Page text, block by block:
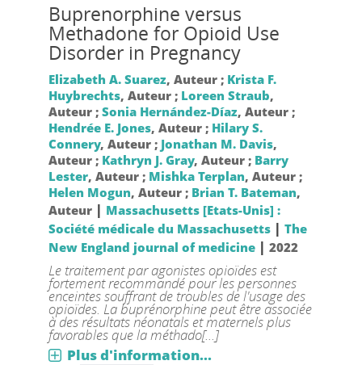
Buprenorphine versus
Methadone for Opioid Use
Disorder in Pregnancy
Elizabeth A. Suarez, Auteur ; Krista F.
Huybrechts, Auteur ; Loreen Straub,
Auteur ; Sonia Hernández-Díaz, Auteur ;
Hendrée E. Jones, Auteur ; Hilary S.
Connery, Auteur ; Jonathan M. Davis,
Auteur ; Kathryn J. Gray, Auteur ; Barry
Lester, Auteur ; Mishka Terplan, Auteur ;
Helen Mogun, Auteur ; Brian T. Bateman,
Auteur | Massachusetts [Etats-Unis] :
Société médicale du Massachusetts| The
New England journal of medicine| 2022
Le traitement par agonistes opioïdes est
fortement recommandé pour les personnes
enceintes souffrant de troubles de l'usage des
opioïdes. La buprénorphine peut être associée
à des résultats néonatals et maternels plus
favorables que la méthado[...]
Plus d'information...